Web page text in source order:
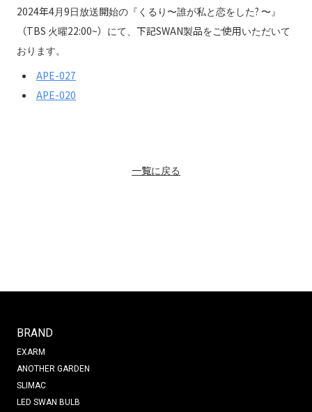
2024年4月9日放送開始の『くるり〜誰が私と恋をした? 〜』
（TBS 火曜22:00~）にて、下記SWAN製品をご使用いただいて
おります。
APE-027
APE-020
一覧に戻る
BRAND
EXARM
ANOTHER GARDEN
SLIMAC
LED SWAN BULB